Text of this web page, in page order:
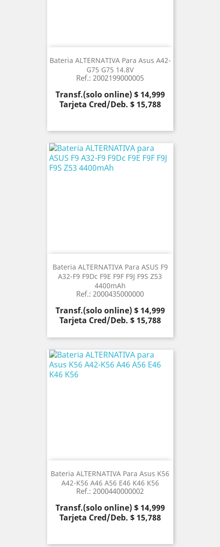
Bateria ALTERNATIVA Para Asus A42-
G75 G75 14.8V
Ref.: 2002199000005
Precio
Transf.(solo online) $ 14,999
Tarjeta Cred/Deb. $ 15,788
Bateria ALTERNATIVA Para ASUS F9
A32-F9 F9Dc F9E F9F F9J F9S Z53
4400mAh
Ref.: 2000435000000
Precio
Transf.(solo online) $ 14,999
Tarjeta Cred/Deb. $ 15,788
Bateria ALTERNATIVA Para Asus K56
A42-K56 A46 A56 E46 K46 K56
Ref.: 2000440000002
Precio
Transf.(solo online) $ 14,999
Tarjeta Cred/Deb. $ 15,788